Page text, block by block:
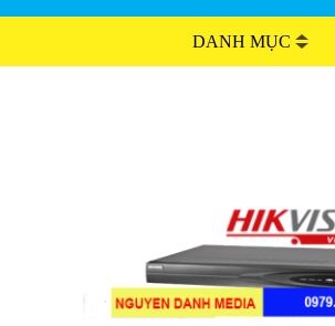
DANH MỤC